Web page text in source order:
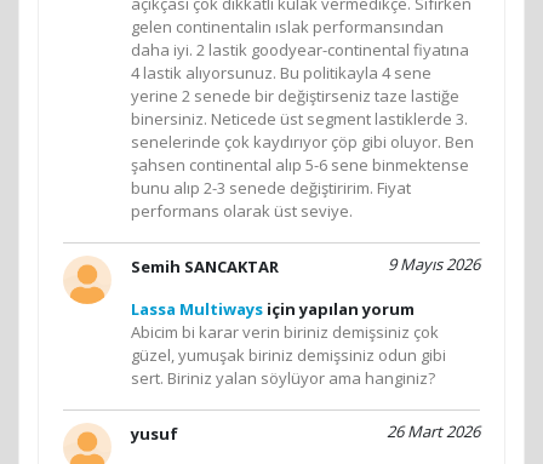
gelen continentalin ıslak performansından
daha iyi. 2 lastik goodyear-continental fiyatına
4 lastik alıyorsunuz. Bu politikayla 4 sene
yerine 2 senede bir değiştirseniz taze lastiğe
binersiniz. Neticede üst segment lastiklerde 3.
senelerinde çok kaydırıyor çöp gibi oluyor. Ben
şahsen continental alıp 5-6 sene binmektense
bunu alıp 2-3 senede değiştiririm. Fiyat
performans olarak üst seviye.
9 Mayıs 2026
Semih SANCAKTAR
Lassa Multiways için yapılan yorum
Abicim bi karar verin biriniz demişsiniz çok
güzel, yumuşak biriniz demişsiniz odun gibi
sert. Biriniz yalan söylüyor ama hanginiz?
26 Mart 2026
yusuf